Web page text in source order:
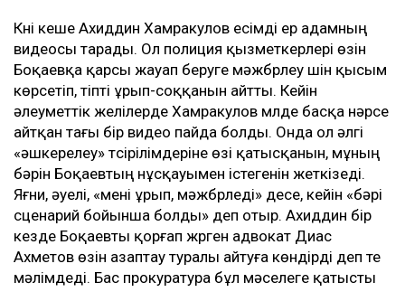
Күні кеше Ахиддин Хамракулов есімді ер адамның
видеосы тарады. Ол полиция қызметкерлері өзін
Боқаевқа қарсы жауап беруге мәжбүрлеу үшін қысым
көрсетіп, тіпті ұрып-соққанын айтты. Кейін
әлеуметтік желілерде Хамракулов мүлде басқа нәрсе
айтқан тағы бір видео пайда болды. Онда ол әлгі
«әшкерелеу» түсірілімдеріне өзі қатысқанын, мұның
бәрін Боқаевтың нұсқауымен істегенін жеткізеді.
Яғни, әуелі, «мені ұрып, мәжбүрледі» десе, кейін «бәрі
сценарий бойынша болды» деп отыр. Ахиддин бір
кезде Боқаевты қорғап жүрген адвокат Диас
Ахметов өзін азаптау туралы айтуға көндірді деп те
мәлімдеді. Бас прокуратура бұл мәселеге қатысты